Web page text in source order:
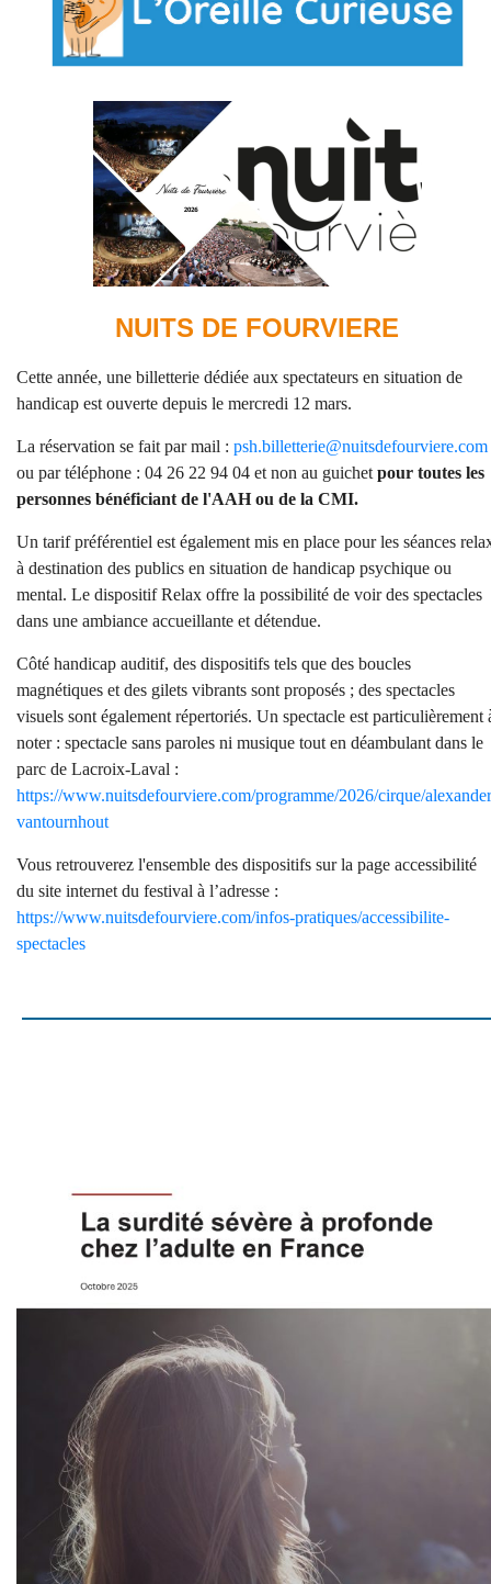
NUITS DE FOURVIERE
Cette année, une billetterie dédiée aux spectateurs en situation de
handicap est ouverte depuis le mercredi 12 mars.
La réservation se fait par mail : psh.billetterie@nuitsdefourviere.com
ou partéléphone : 04 26 22 94 04 et non au guichet pour toutes les
personnes bénéficiant de l'AAH ou de la CMI.
Un tarif préférentiel est également mis en place pour les séances
à destination des publics en situation de handicap psychique ou
mental. Le dispositif Relax offre la possibilité de voir des spectacles
dans une ambiance accueillante et détendue.
Côté handicap auditif, des dispositifs tels que des boucles
magnétiques et des gilets vibrants sont proposés ; des spectacles
visuels sont également répertoriés. Un spectacle est particulièrement
noter : spectacle sans paroles ni musique tout en déambulant dans le
parc de Lacroix-Laval :
https://www.nuitsdefourviere.com/programme/2026/cirque/
vantournhout
Vous retrouverez l'ensemble des dispositifs sur la page accessibilité
du site internet du festival à l’adresse :
https://www.nuitsdefourviere.com/infos-pratiques/accessibilite-
spectacles